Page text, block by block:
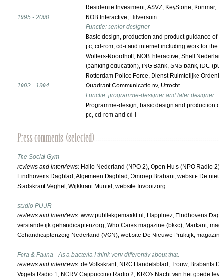
Residentie Investment, ASVZ, KeyStone, Konmar,
1995 - 2000
NOB Interactive, Hilversum
Functie: senior designer
Basic design, production and product guidance
pc, cd-rom, cd-i and internet including work for
Wolters-Noordhoff, NOB Interactive, Shell
(banking education), ING Bank, SNS bank, IDC
Rotterdam Police Force, Dienst Ruimtelijke
1992 - 1994
Quadrant Communicatie nv, Utrecht
Functie: programme-designer and later designer
Programme-design, basic design and production
pc, cd-rom and cd-i
The Social Gym
reviews and interviews: Hallo Nederland (NPO 2), Open Huis (NPO Radio
Eindhovens Dagblad, Algemeen Dagblad, Omroep Brabant, website De
Stadskrant Veghel, Wijkkrant Muntel, website Invoorzorg
studio PUUR
reviews and interviews: www.publiekgemaakt.nl, Happinez, Eindhovens
verstandelijk gehandicaptenzorg, Who Cares magazine (bkkc), Markant,
Gehandicaptenzorg Nederland (VGN), website De Nieuwe Praktijk,
Fora & Fauna - As a bacteria I think very differently about that,
reviews and interviews: de Volkskrant, NRC Handelsblad, Trouw, Brabants
Vogels Radio 1, NCRV Cappuccino Radio 2, KRO's Nacht van het goede